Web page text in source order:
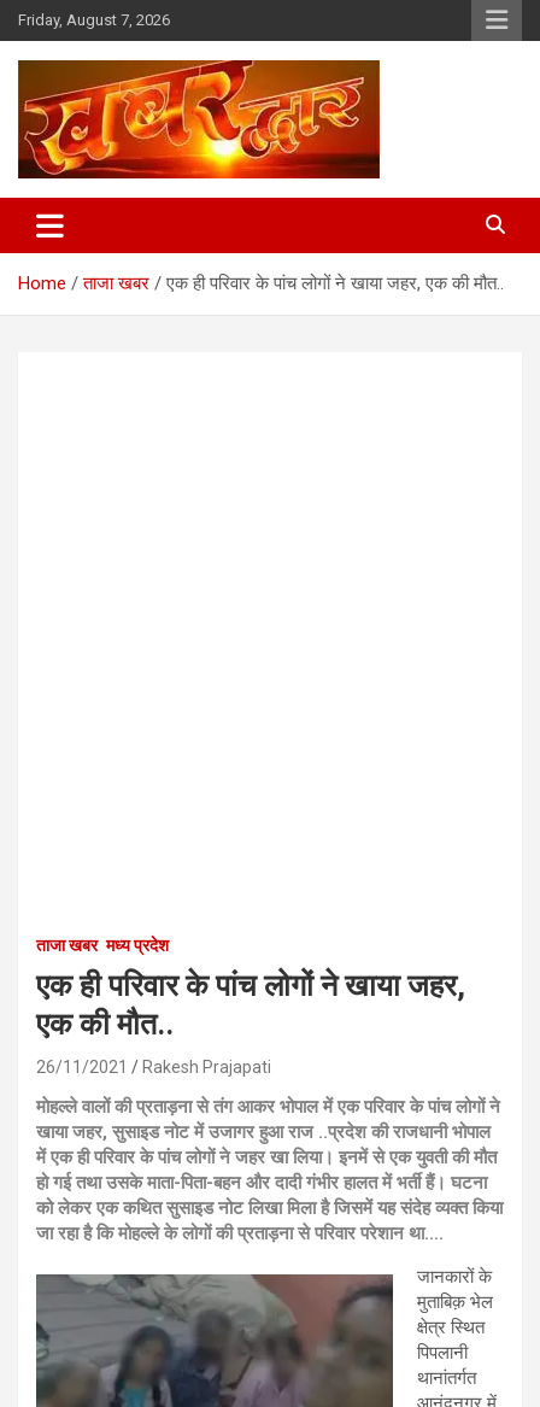
Skip
to
content
Friday, August 7, 2026
Khabar Dwar
Home ताजा खबर एक ही परिवार के पांच लोगों ने खाया जहर, एक की मौत..
ताजा खबर मध्य प्रदेश
एक ही परिवार के पांच लोगों ने खाया जहर,
एक की मौत..
26/11/2021 Rakesh Prajapati
माेहल्ले वालों की प्रताड़ना से तंग आकर भोपाल में एक परिवार के पांच लोगों ने
खाया जहर, सुसाइड नोट में उजागर हुआ राज ..प्रदेश की राजधानी भोपाल
में एक ही परिवार के पांच लोगों ने जहर खा लिया। इनमें से एक युवती की मौत
हो गई तथा उसके माता-पिता-बहन और दादी गंभीर हालत में भर्ती हैं। घटना
को लेकर एक कथित सुसाइड नोट लिखा मिला है जिसमें यह संदेह व्यक्त किया
जा रहा है कि मोहल्ले के लोगों की प्रताड़ना से परिवार परेशान था….
जानकारों के
मुताबिक़ भेल
क्षेत्र स्थित
पिपलानी
थानांतर्गत